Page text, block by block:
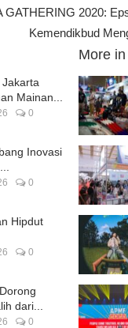
2020:
Kemendikbud
Mainan...
0
Inovasi
0
Hipdut
0
dari...
0
More